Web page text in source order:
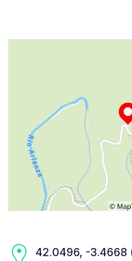
42.0496, -3.4668